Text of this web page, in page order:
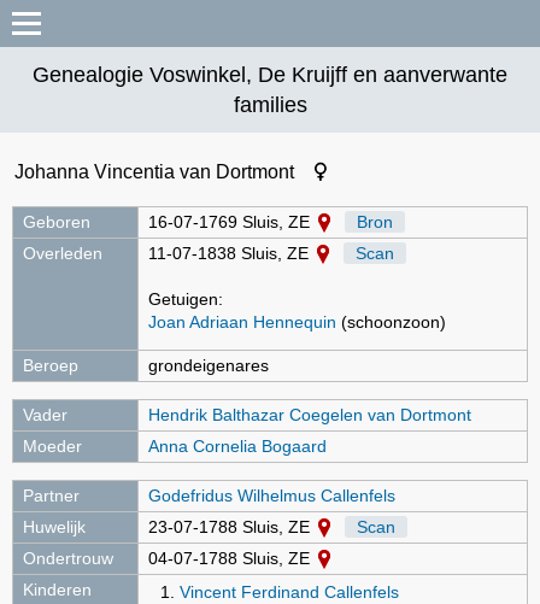
Genealogie Voswinkel, De Kruijff en aanverwante
families
Johanna Vincentia van Dortmont
Geboren 16-07-1769 Sluis, ZE
Bron
Overleden
11-07-1838 Sluis, ZE Scan
Getuigen:
Joan Adriaan Hennequin (schoonzoon)
Beroep grondeigenares
Vader
Hendrik Balthazar Coegelen van Dortmont
Moeder
Anna Cornelia Bogaard
Partner
Godefridus Wilhelmus Callenfels
Huwelijk
23-07-1788 Sluis, ZE
Scan
Ondertrouw
04-07-1788 Sluis, ZE
Kinderen
Vincent Ferdinand Callenfels